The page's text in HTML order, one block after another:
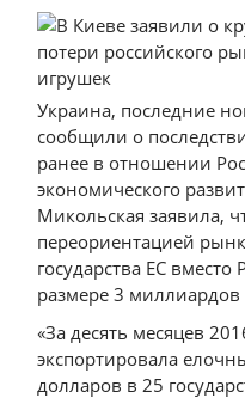
Украина, последние
сообщили о
ранее в отношении
экономического
Микольская заявила,
переориентацией
государства ЕС
размере 3 миллиардов
«За десять месяцев
экспортировала
долларов в 25